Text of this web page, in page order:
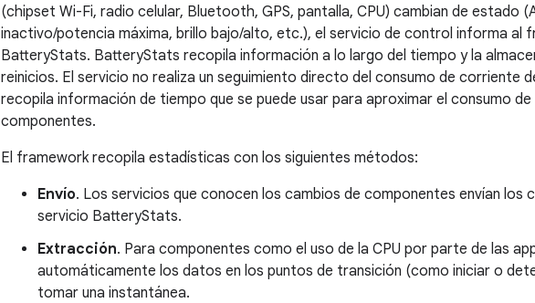
(chipset Wi-Fi, radio celular, Bluetooth, GPS, pantalla, CPU) cambian de estado
inactivo/potencia máxima, brillo bajo/alto, etc.), el servicio de control informa al
BatteryStats. BatteryStats recopila información a lo largo del tiempo y la
reinicios. El servicio no realiza un seguimiento directo del consumo de corriente
recopila información de tiempo que se puede usar para aproximar el consumo
componentes.
El framework recopila estadísticas con los siguientes métodos:
Envío. Los servicios que conocen los cambios de componentes envían los
servicio BatteryStats.
Extracción. Para componentes como el uso de la CPU por parte de las
automáticamente los datos en los puntos de transición (como iniciar o
tomar una instantánea.